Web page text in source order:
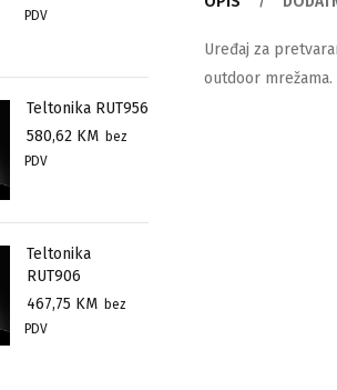
PDV
Teltonika RUT956
580,62 KM bez
PDV
Teltonika
RUT906
467,75 KM bez
PDV
Uređaj za
outdoor